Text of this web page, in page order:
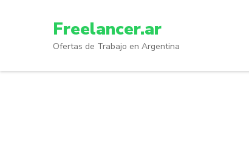
Enter)
Freelancer.ar
Ofertas de Trabajo en Argentina